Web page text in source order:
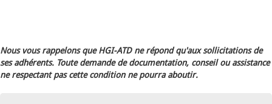
Nous vous rappelons que HGI-ATD ne répond qu'aux sollicitations de
ses adhérents. Toute demande de documentation, conseil ou assistance
ne respectant pas cette condition ne pourra aboutir.